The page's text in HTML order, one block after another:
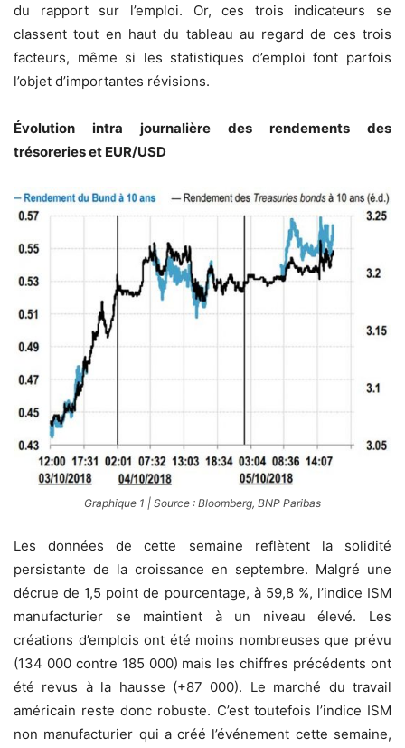
du rapport sur l’emploi. Or, ces trois indicateurs se
classent tout en haut du tableau au regard de ces trois
facteurs, même si les statistiques d’emploi font parfois
l’objet d’importantes révisions.
Évolution intra journalière des rendements des
trésoreries et EUR/USD
Graphique 1 | Source : Bloomberg, BNP Paribas
Les données de cette semaine reflètent la solidité
persistante de la croissance en septembre. Malgré une
décrue de 1,5 point de pourcentage, à 59,8 %, l’indice ISM
manufacturier se maintient à un niveau élevé. Les
créations d’emplois ont été moins nombreuses que prévu
(134 000 contre 185 000) mais les chiffres précédents ont
été revus à la hausse (+87 000). Le marché du travail
américain reste donc robuste. C’est toutefois l’indice ISM
non manufacturier qui a créé l’événement cette semaine,